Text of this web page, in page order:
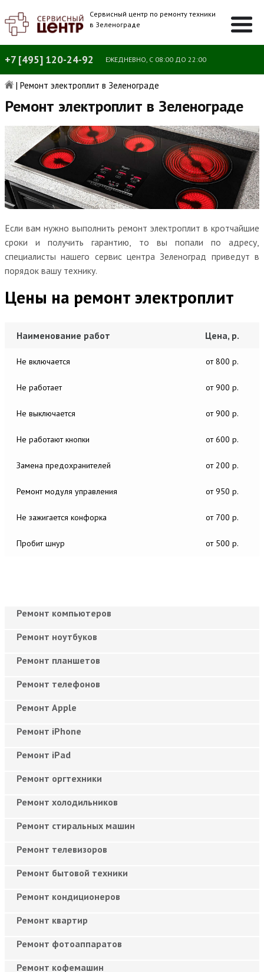
Сервисный центр по ремонту техники
в Зеленограде
+7 [495] 120-24-92 ЕЖЕДНЕВНО, С 08:00 ДО 22:00
| Ремонт электроплит в Зеленограде
Ремонт электроплит в Зеленограде
Если вам нужно выполнить ремонт электроплит в кротчайшие
сроки и получить гарантию, то вы попали по адресу,
специалисты нашего сервис центра Зеленоград приведут в
порядок вашу технику.
Цены на ремонт электроплит
Наименование работ Цена, р.
Не включается от 800 р.
Не работает от 900 р.
Не выключается от 900 р.
Не работают кнопки от 600 р.
Замена предохранителей от 200 р.
Ремонт модуля управления от 950 р.
Не зажигается конфорка от 700 р.
Пробит шнур от 500 р.
Ремонт компьютеров
Ремонт ноутбуков
Ремонт планшетов
Ремонт телефонов
Ремонт Apple
Ремонт iPhone
Ремонт iPad
Ремонт оргтехники
Ремонт холодильников
Ремонт стиральных машин
Ремонт телевизоров
Ремонт бытовой техники
Ремонт кондиционеров
Ремонт квартир
Ремонт фотоаппаратов
Ремонт кофемашин